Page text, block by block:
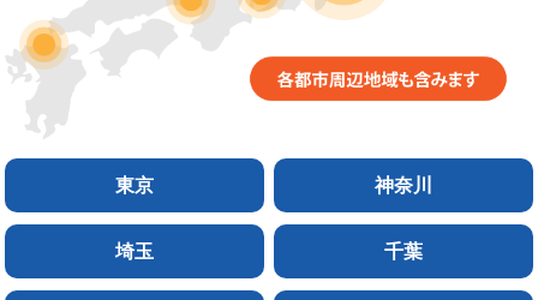
東京 神奈川
埼玉 千葉